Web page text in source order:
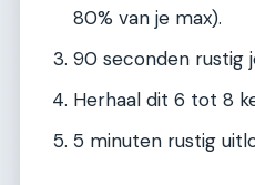
80% van je max).
90 seconden rustig
Herhaal dit 6 tot 8
5 minuten rustig